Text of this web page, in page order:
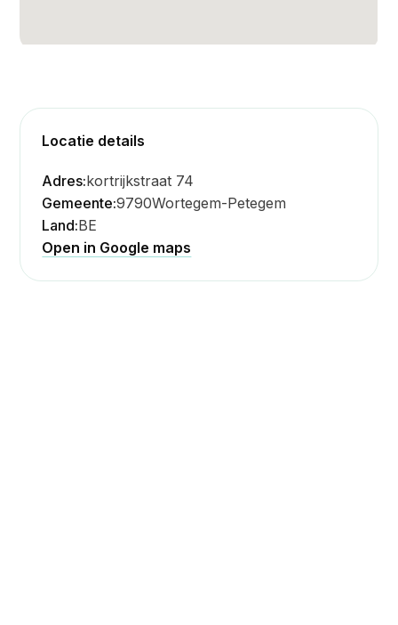
Locatie details
Adres:kortrijkstraat 74
Gemeente:9790Wortegem-Petegem
Land:BE
Open in Google maps